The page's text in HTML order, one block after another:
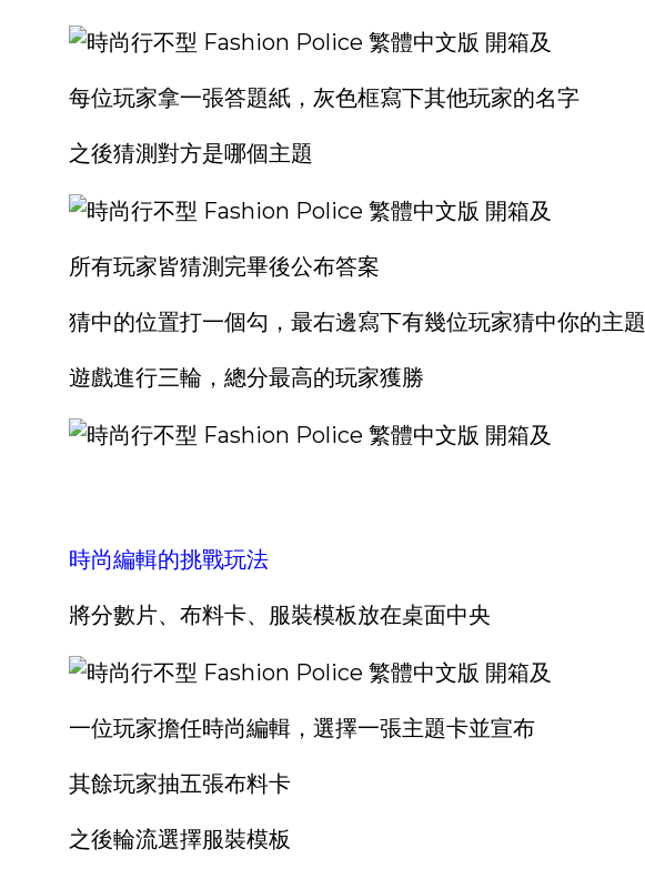
每位玩家拿一張答題紙，灰色框寫下其他玩家的名字
之後猜測對方是哪個主題
所有玩家皆猜測完畢後公布答案
猜中的位置打一個勾，最右邊寫下有幾位玩家猜中你的主題
遊戲進行三輪，總分最高的玩家獲勝
時尚編輯的挑戰玩法
將分數片、布料卡、服裝模板放在桌面中央
一位玩家擔任時尚編輯，選擇一張主題卡並宣布
其餘玩家抽五張布料卡
之後輪流選擇服裝模板